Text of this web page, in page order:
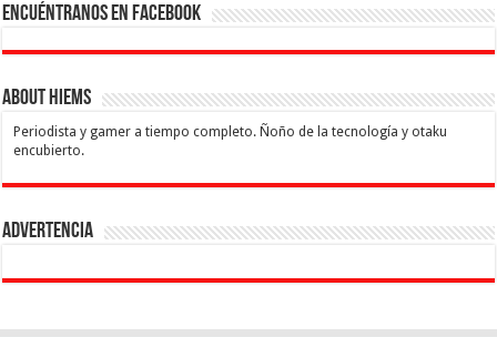
Encuéntranos en Facebook
About Hiems
Periodista y gamer a tiempo completo. Ñoño de la tecnología y otaku
encubierto.
Advertencia